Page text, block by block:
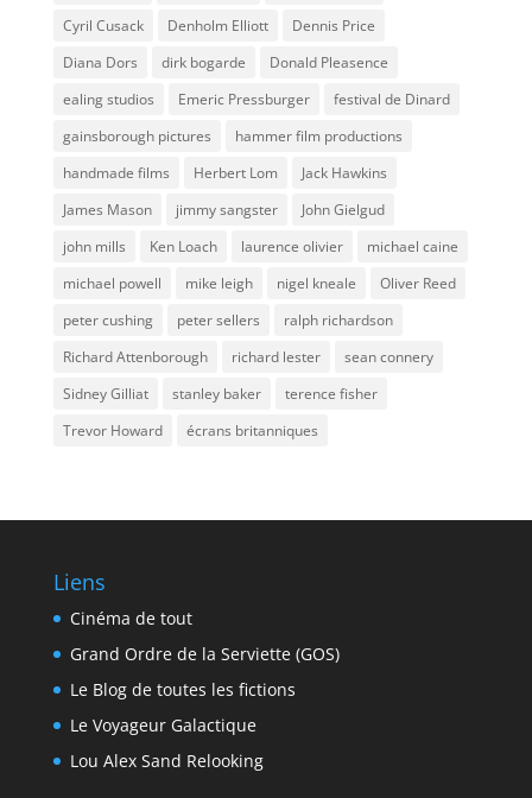
Cyril Cusack
Denholm Elliott
Dennis Price
Diana Dors
dirk bogarde
Donald Pleasence
ealing studios
Emeric Pressburger
festival de Dinard
gainsborough pictures
hammer film productions
handmade films
Herbert Lom
Jack Hawkins
James Mason
jimmy sangster
John Gielgud
john mills
Ken Loach laurence olivier
michael caine
michael powell
mike leigh nigel kneale
Oliver Reed
peter cushing
peter sellers
ralph richardson
Richard Attenborough
richard lester
sean connery
Sidney Gilliat
stanley baker
terence fisher
Trevor Howard
écrans britanniques
Liens
Cinéma de tout
Grand Ordre de la Serviette (GOS)
Le Blog de toutes les fictions
Le Voyageur Galactique
Lou Alex Sand Relooking